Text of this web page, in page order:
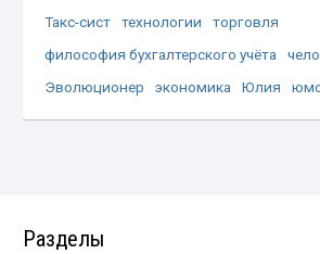
Такс-сист
технологии
торговля
философия бухгалтерского учёта
Эволюционер
экономика Юлия
Разделы